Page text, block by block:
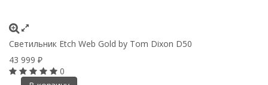
Светильник Etch Web Gold by Tom Dixon D50
43 999 ₽
0